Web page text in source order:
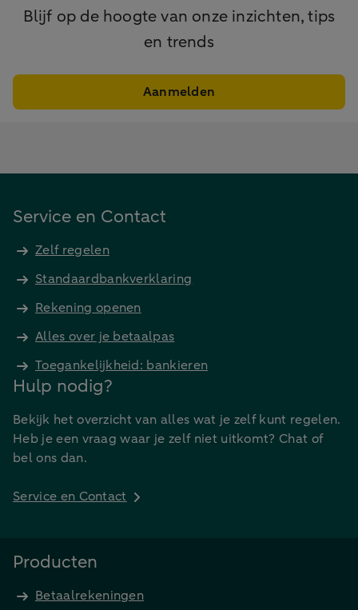
Blijf op de hoogte van onze inzichten, tips
en trends
Aanmelden
Service en Contact
Zelf regelen
Standaardbankverklaring
Rekening openen
Alles over je betaalpas
Toegankelijkheid: bankieren
Hulp nodig?
Bekijk het overzicht van alles wat je zelf kunt regelen.
Heb je een vraag waar je zelf niet uitkomt? Chat of
bel ons dan.
Service en Contact
Producten
Betaalrekeningen